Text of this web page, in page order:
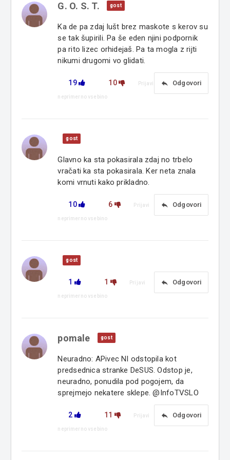
G. O. S. T. gost
Ka de pa zdaj lušt brez maskote s kerov su
se tak šupirili. Pa še eden njini podpornik
pa rito lizec orhidejaš. Pa ta mogla z rijti
nikumi drugomi vo glidati.
19 10 reply Odgovori
Prijavi
neprimerno vsebino
gost
Glavno ka sta pokasirala zdaj no trbelo
vračati ka sta pokasirala. Ker neta znala
komi vrnuti kako prikladno.
10 6 reply Odgovori
Prijavi
neprimerno vsebino
gost
1 1 reply Odgovori
Prijavi
neprimerno vsebino
pomale gost
Neuradno: APivec NI odstopila kot
predsednica stranke DeSUS. Odstop je,
neuradno, ponudila pod pogojem, da
sprejmejo nekatere sklepe. @InfoTVSLO
2 11 reply Odgovori
Prijavi
neprimerno vsebino